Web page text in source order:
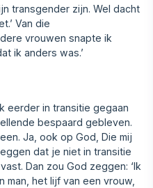
transgender zijn. Wel dacht
Van die
vrouwen snapte ik
ik anders was.’
eerder in transitie gegaan
bespaard gebleven.
Ja, ook op God, Die mij
dat je niet in transitie
Dan zou God zeggen: ‘Ik
het lijf van een vrouw,